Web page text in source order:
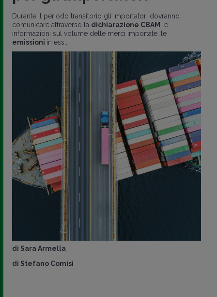
Durante il periodo transitorio gli importatori dovranno
comunicare attraverso la dichiarazione CBAM le
informazioni sul volume delle merci importate, le
emissioni in ess..
di Sara Armella
di Stefano Comisi